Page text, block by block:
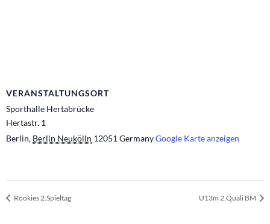
VERANSTALTUNGSORT
Sporthalle Hertabrücke
Hertastr. 1
Berlin, Berlin Neukölln 12051GermanyGoogle Karte anzeigen
Rookies 2.Spieltag U13m 2.Quali BM